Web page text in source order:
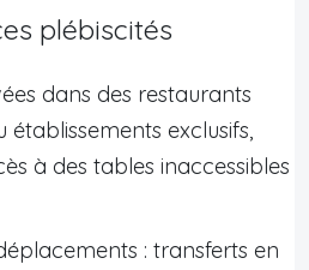
plébiscités
dans des restaurants
établissements exclusifs,
à des tables inaccessibles
: transferts en